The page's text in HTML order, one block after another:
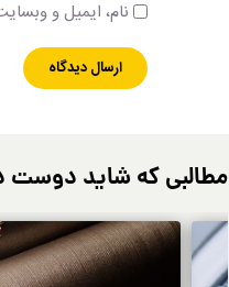
نام، ایمیل و
مطالبی که شاید دوست